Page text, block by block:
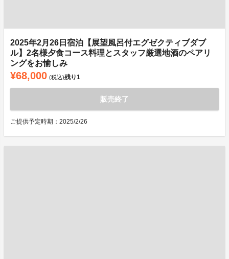
2025年2月26日宿泊【展望風呂付エグゼクティブダブ
ル】2名様夕食コース料理とスタッフ厳選地酒のペアリ
ングをお愉しみ
¥68,000 (税込)残り1
販売終了
ご提供予定時期：2025/2/26